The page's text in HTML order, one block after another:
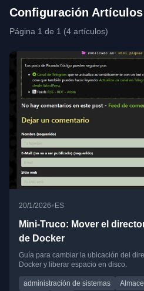
Configuración Artículos
Página 1 de 1 (4 artículos)
20/1/2026• ES
Mini-Truco: Mover el
de Docker
Guía para cambiar la ubicación del
Docker y liberar espacio en disco.
administración de sistemas